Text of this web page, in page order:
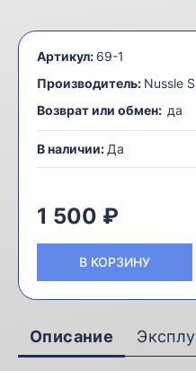
Артикул: 69-1
Производитель: Nussle
Возврат или обмен: да
В наличии: Да
1 500 ₽
В КОРЗИНУ
Описание